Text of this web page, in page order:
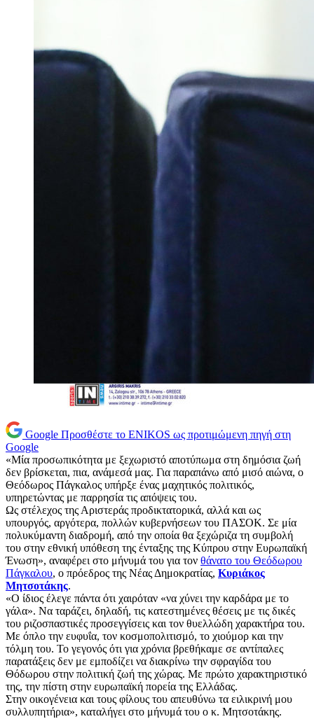
Google Προσθέστε το ENIKOS ως προτιμώμενη πηγή στη
Google
«Μία προσωπικότητα με ξεχωριστό αποτύπωμα στη δημόσια ζωή
δεν βρίσκεται, πια, ανάμεσά μας. Για παραπάνω από μισό αιώνα, ο
Θεόδωρος Πάγκαλος υπήρξε ένας μαχητικός πολιτικός,
υπηρετώντας με παρρησία τις απόψεις του.
Ως στέλεχος της Αριστεράς προδικτατορικά, αλλά και ως
υπουργός, αργότερα, πολλών κυβερνήσεων του ΠΑΣΟΚ. Σε μία
πολυκύμαντη διαδρομή, από την οποία θα ξεχώριζα τη συμβολή
του στην εθνική υπόθεση της ένταξης της Κύπρου στην Ευρωπαϊκή
Ένωση», αναφέρει στο μήνυμά του για τον θάνατο του Θεόδωρου
Πάγκαλου, ο πρόεδρος της Νέας Δημοκρατίας, Κυριάκος
Μητσοτάκης.
«Ο ίδιος έλεγε πάντα ότι χαιρόταν «να χύνει την καρδάρα με το
γάλα». Να ταράζει, δηλαδή, τις κατεστημένες θέσεις με τις δικές
του ριζοσπαστικές προσεγγίσεις και τον θυελλώδη χαρακτήρα του.
Με όπλο την ευφυΐα, τον κοσμοπολιτισμό, το χιούμορ και την
τόλμη του. Το γεγονός ότι για χρόνια βρεθήκαμε σε αντίπαλες
παρατάξεις δεν με εμποδίζει να διακρίνω την σφραγίδα του
Θόδωρου στην πολιτική ζωή της χώρας. Με πρώτο χαρακτηριστικό
της, την πίστη στην ευρωπαϊκή πορεία της Ελλάδας.
Στην οικογένεια και τους φίλους του απευθύνω τα ειλικρινή μου
συλλυπητήρια», καταλήγει στο μήνυμά του ο κ. Μητσοτάκης.